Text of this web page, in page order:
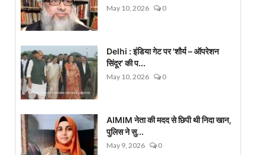
May 10, 2026 0
Delhi : इंडिया गेट पर 'शौर्य – ऑपरेशन
सिंदूर' की प...
May 10, 2026 0
AIMIM नेता की मदद से छिपी थी निदा खान,
पुलिस ने सु...
May 9, 2026 0